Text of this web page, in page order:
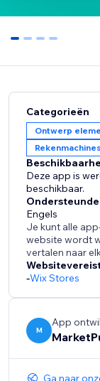
0 1 2 3
Categorieën
Ontwerp
Rekenmachines
Deze app is
beschikbaar.
Engels
Je kunt alle
website wordt
vertalen naar
-Wix Stores
M
App
Ga naar